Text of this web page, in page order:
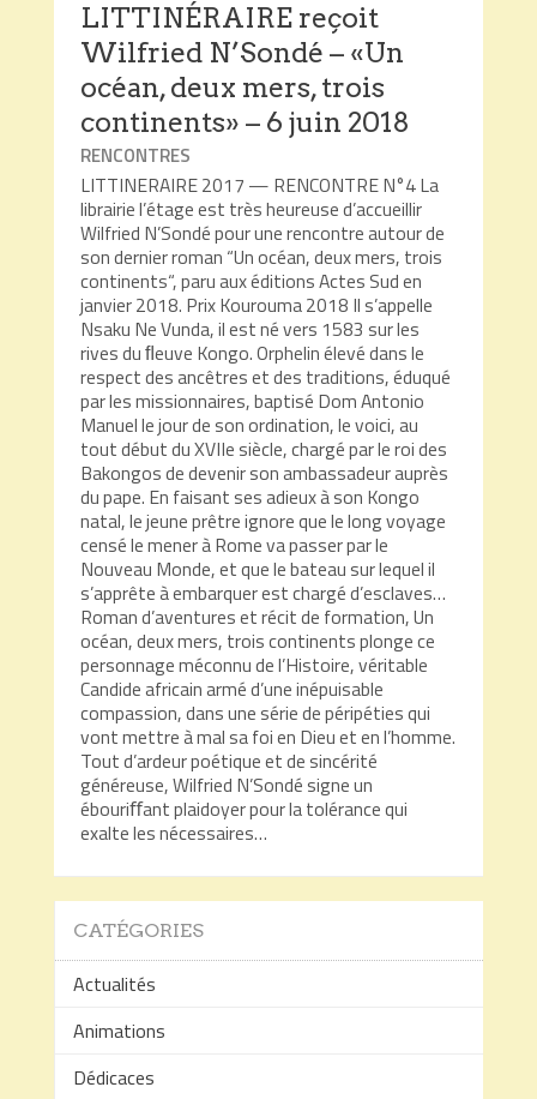
LITTINÉRAIRE reçoit
Wilfried N’Sondé – «Un
océan, deux mers, trois
continents» – 6 juin 2018
RENCONTRES
LITTINERAIRE 2017 — RENCONTRE N°4 La
librairie l’étage est très heureuse d’accueillir
Wilfried N’Sondé pour une rencontre autour de
son dernier roman “Un océan, deux mers, trois
continents“, paru aux éditions Actes Sud en
janvier 2018. Prix Kourouma 2018 Il s’appelle
Nsaku Ne Vunda, il est né vers 1583 sur les
rives du ﬂeuve Kongo. Orphelin élevé dans le
respect des ancêtres et des traditions, éduqué
par les missionnaires, baptisé Dom Antonio
Manuel le jour de son ordination, le voici, au
tout début du XVIIe siècle, chargé par le roi des
Bakongos de devenir son ambassadeur auprès
du pape. En faisant ses adieux à son Kongo
natal, le jeune prêtre ignore que le long voyage
censé le mener à Rome va passer par le
Nouveau Monde, et que le bateau sur lequel il
s’apprête à embarquer est chargé d’esclaves…
Roman d’aventures et récit de formation, Un
océan, deux mers, trois continents plonge ce
personnage méconnu de l’Histoire, véritable
Candide africain armé d’une inépuisable
compassion, dans une série de péripéties qui
vont mettre à mal sa foi en Dieu et en l’homme.
Tout d’ardeur poétique et de sincérité
généreuse, Wilfried N’Sondé signe un
ébouriﬀant plaidoyer pour la tolérance qui
exalte les nécessaires…
CATÉGORIES
Actualités
Animations
Dédicaces